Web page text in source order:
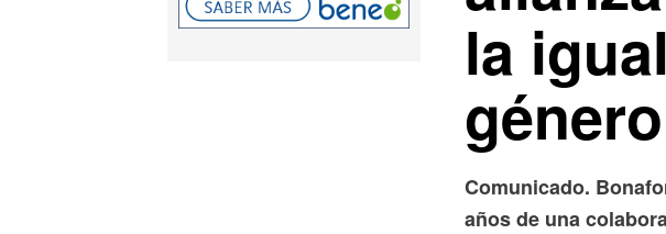
la
Comunicado.
años de una